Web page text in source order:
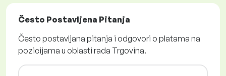
Često Postavljena Pitanja
Često postavljana pitanja i odgovori o platama na
pozicijama u oblasti rada Trgovina.